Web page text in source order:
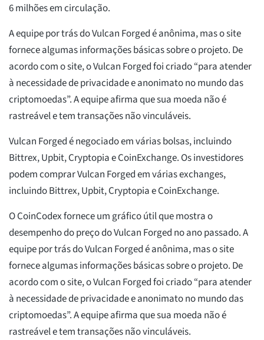
6 milhões em circulação.
A equipe por trás do Vulcan Forged é anônima, mas o site
fornece algumas informações básicas sobre o projeto. De
acordo com o site, o Vulcan Forged foi criado “para atender
à necessidade de privacidade e anonimato no mundo das
criptomoedas”. A equipe afirma que sua moeda não é
rastreável e tem transações não vinculáveis.
Vulcan Forged é negociado em várias bolsas, incluindo
Bittrex, Upbit, Cryptopia e CoinExchange. Os investidores
podem comprar Vulcan Forged em várias exchanges,
incluindo Bittrex, Upbit, Cryptopia e CoinExchange.
O CoinCodex fornece um gráfico útil que mostra o
desempenho do preço do Vulcan Forged no ano passado. A
equipe por trás do Vulcan Forged é anônima, mas o site
fornece algumas informações básicas sobre o projeto. De
acordo com o site, o Vulcan Forged foi criado “para atender
à necessidade de privacidade e anonimato no mundo das
criptomoedas”. A equipe afirma que sua moeda não é
rastreável e tem transações não vinculáveis.